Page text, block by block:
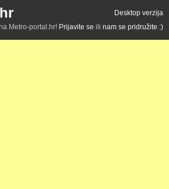
Desktop verzija
Metro-portal.hr! Prijavite se ili nam se pridružite :)